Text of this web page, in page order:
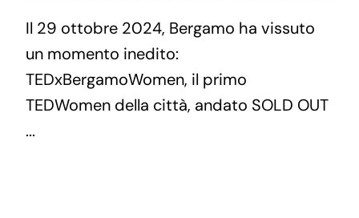
Il 29 ottobre 2024, Bergamo ha vissuto
un momento inedito:
TEDxBergamoWomen, il primo
TEDWomen della città, andato SOLD OUT
...